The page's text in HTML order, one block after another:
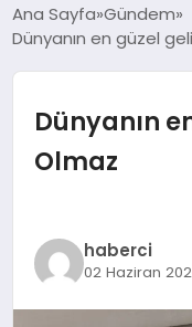
EĞITIM
EKONOMI
GENEL
MAGAZIN
Ana Sayfa Gündem
Dünyanın en güzel
Dünyanın
Olmaz
haberci
02 Haziran